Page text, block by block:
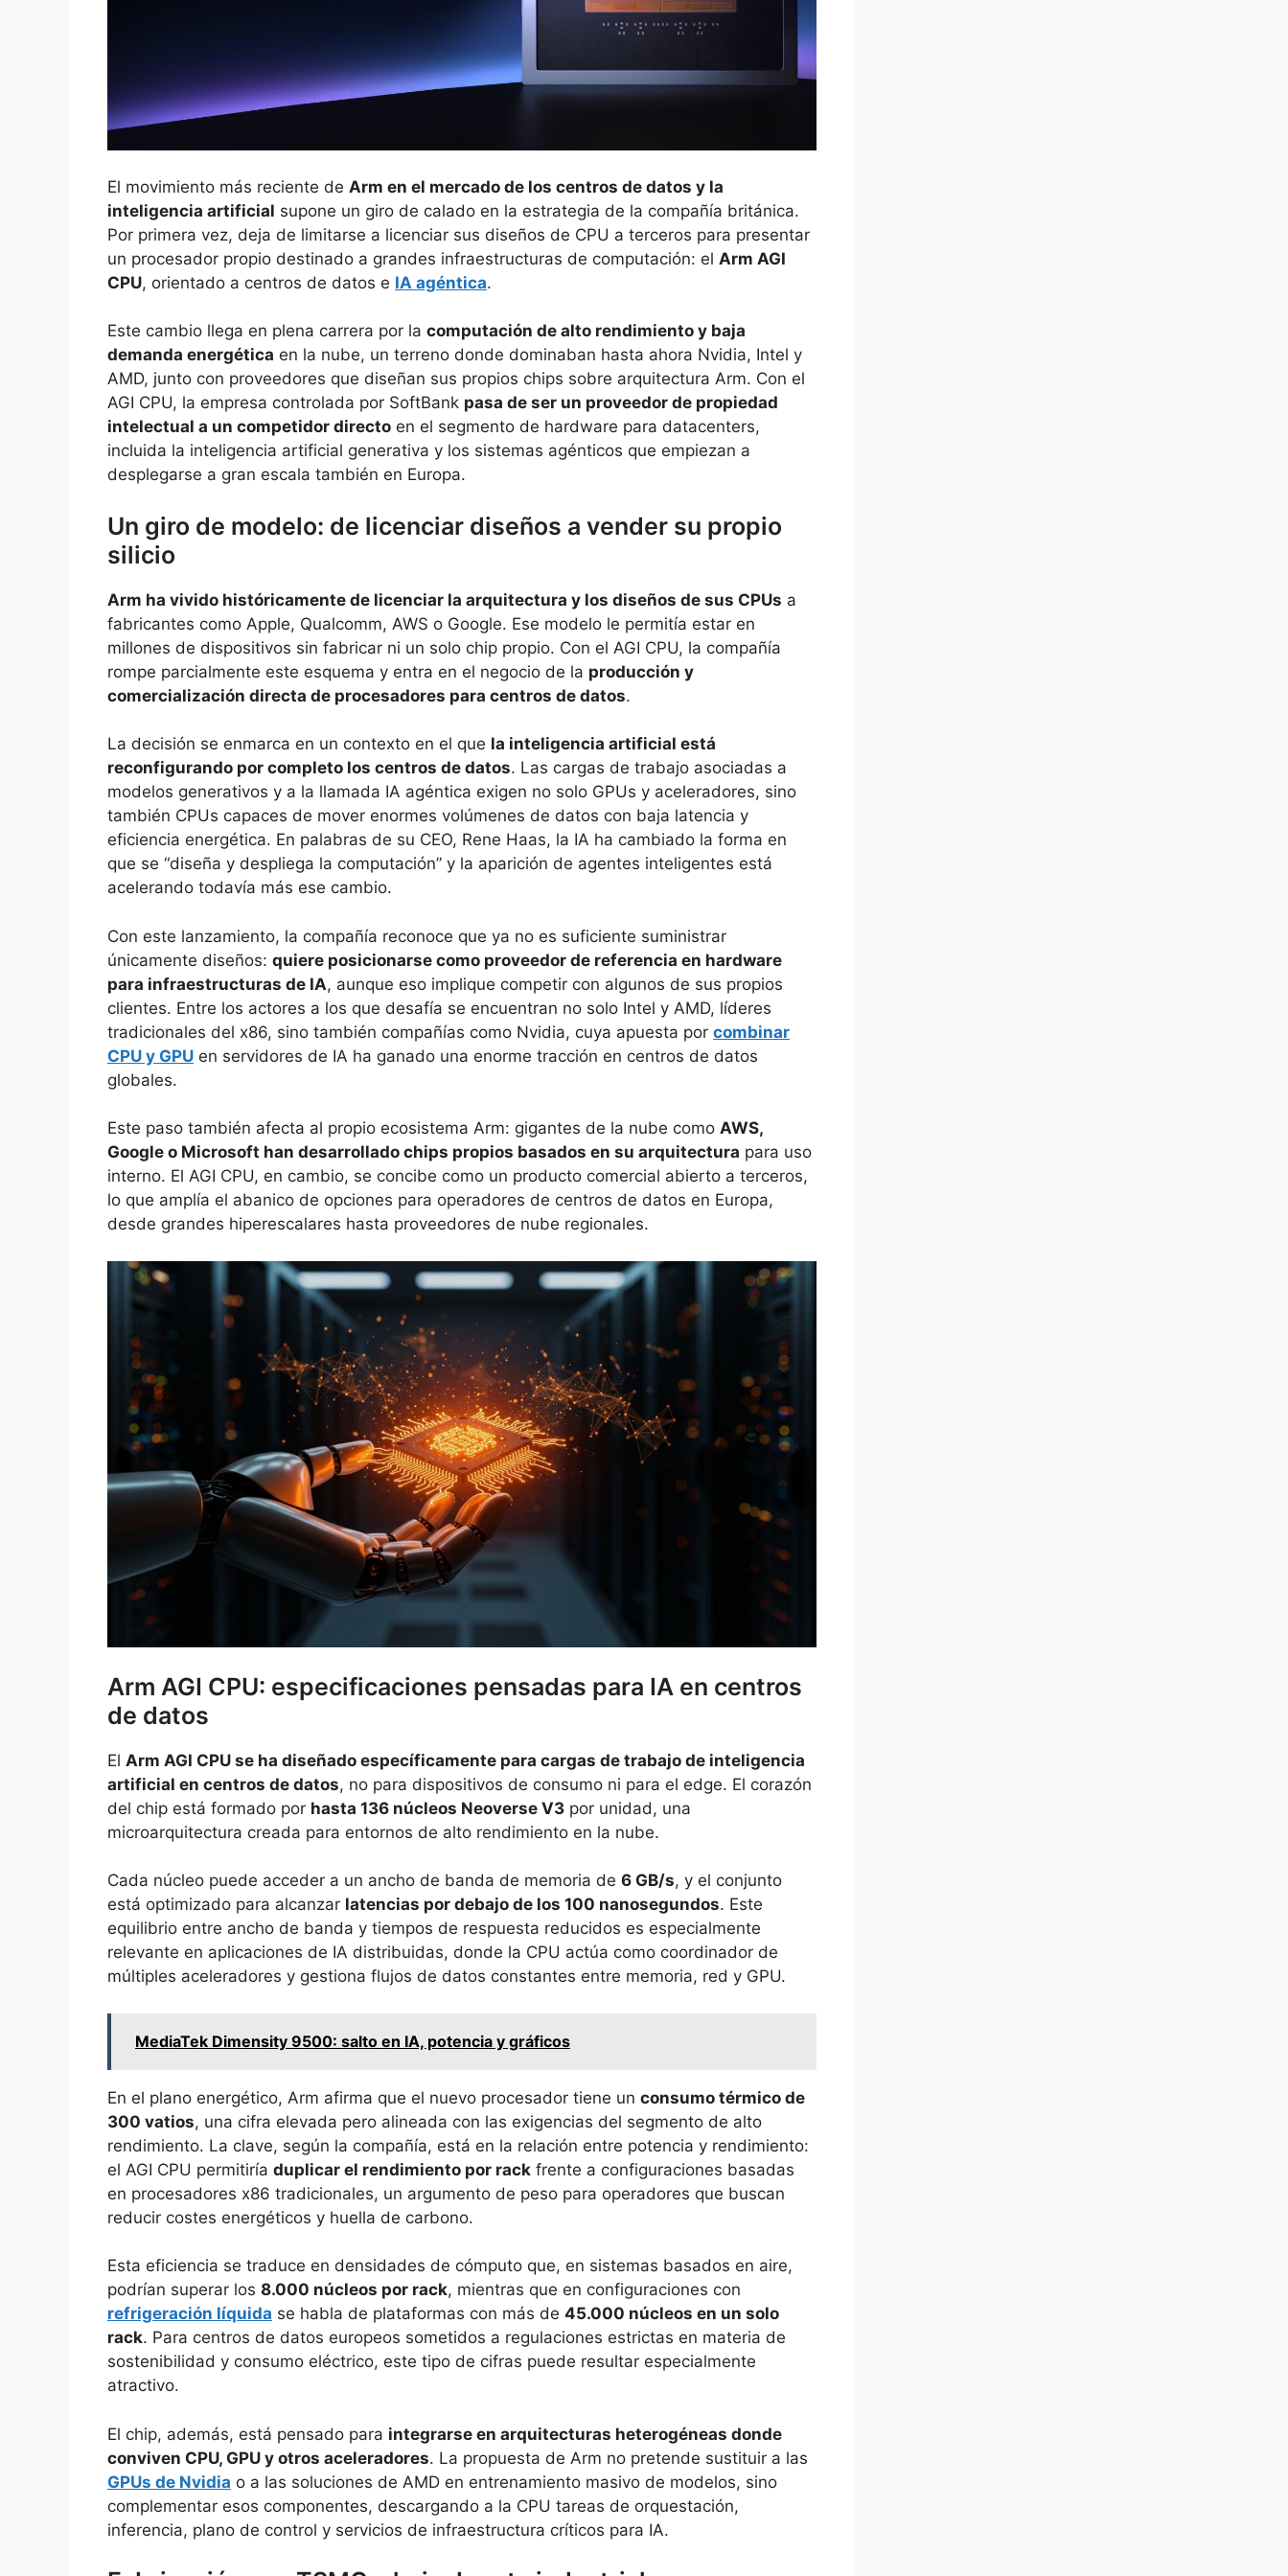
El movimiento más reciente de Arm en el mercado de los centros de datos y la
inteligencia artificial supone un giro de calado en la estrategia de la compañía británica.
Por primera vez, deja de limitarse a licenciar sus diseños de CPU a terceros para presentar
un procesador propio destinado a grandes infraestructuras de computación: el Arm AGI
CPU, orientado a centros de datos e IA agéntica.
Este cambio llega en plena carrera por la computación de alto rendimiento y baja
demanda energética en la nube, un terreno donde dominaban hasta ahora Nvidia, Intel y
AMD, junto con proveedores que diseñan sus propios chips sobre arquitectura Arm. Con el
AGI CPU, la empresa controlada por SoftBank pasa de ser un proveedor de propiedad
intelectual a un competidor directo en el segmento de hardware para datacenters,
incluida la inteligencia artificial generativa y los sistemas agénticos que empiezan a
desplegarse a gran escala también en Europa.
Un giro de modelo: de licenciar diseños a vender su propio
silicio
Arm ha vivido históricamente de licenciar la arquitectura y los diseños de sus CPUs a
fabricantes como Apple, Qualcomm, AWS o Google. Ese modelo le permitía estar en
millones de dispositivos sin fabricar ni un solo chip propio. Con el AGI CPU, la compañía
rompe parcialmente este esquema y entra en el negocio de la producción y
comercialización directa de procesadores para centros de datos.
La decisión se enmarca en un contexto en el que la inteligencia artificial está
reconfigurando por completo los centros de datos. Las cargas de trabajo asociadas a
modelos generativos y a la llamada IA agéntica exigen no solo GPUs y aceleradores, sino
también CPUs capaces de mover enormes volúmenes de datos con baja latencia y
eficiencia energética. En palabras de su CEO, Rene Haas, la IA ha cambiado la forma en
que se “diseña y despliega la computación” y la aparición de agentes inteligentes está
acelerando todavía más ese cambio.
Con este lanzamiento, la compañía reconoce que ya no es suficiente suministrar
únicamente diseños: quiere posicionarse como proveedor de referencia en hardware
para infraestructuras de IA, aunque eso implique competir con algunos de sus propios
clientes. Entre los actores a los que desafía se encuentran no solo Intel y AMD, líderes
tradicionales del x86, sino también compañías como Nvidia, cuya apuesta por combinar
CPU y GPU en servidores de IA ha ganado una enorme tracción en centros de datos
globales.
Este paso también afecta al propio ecosistema Arm: gigantes de la nube como AWS,
Google o Microsoft han desarrollado chips propios basados en su arquitectura para uso
interno. El AGI CPU, en cambio, se concibe como un producto comercial abierto a terceros,
lo que amplía el abanico de opciones para operadores de centros de datos en Europa,
desde grandes hiperescalares hasta proveedores de nube regionales.
Arm AGI CPU: especificaciones pensadas para IA en centros
de datos
El Arm AGI CPU se ha diseñado específicamente para cargas de trabajo de inteligencia
artificial en centros de datos, no para dispositivos de consumo ni para el edge. El corazón
del chip está formado por hasta 136 núcleos Neoverse V3 por unidad, una
microarquitectura creada para entornos de alto rendimiento en la nube.
Cada núcleo puede acceder a un ancho de banda de memoria de 6 GB/s, y el conjunto
está optimizado para alcanzar latencias por debajo de los 100 nanosegundos. Este
equilibrio entre ancho de banda y tiempos de respuesta reducidos es especialmente
relevante en aplicaciones de IA distribuidas, donde la CPU actúa como coordinador de
múltiples aceleradores y gestiona flujos de datos constantes entre memoria, red y GPU.
MediaTek Dimensity 9500: salto en IA, potencia y gráficos
En el plano energético, Arm afirma que el nuevo procesador tiene un consumo térmico de
300 vatios, una cifra elevada pero alineada con las exigencias del segmento de alto
rendimiento. La clave, según la compañía, está en la relación entre potencia y rendimiento:
el AGI CPU permitiría duplicar el rendimiento por rack frente a configuraciones basadas
en procesadores x86 tradicionales, un argumento de peso para operadores que buscan
reducir costes energéticos y huella de carbono.
Esta eficiencia se traduce en densidades de cómputo que, en sistemas basados en aire,
podrían superar los 8.000 núcleos por rack, mientras que en configuraciones con
refrigeración líquida se habla de plataformas con más de 45.000 núcleos en un solo
rack. Para centros de datos europeos sometidos a regulaciones estrictas en materia de
sostenibilidad y consumo eléctrico, este tipo de cifras puede resultar especialmente
atractivo.
El chip, además, está pensado para integrarse en arquitecturas heterogéneas donde
conviven CPU, GPU y otros aceleradores. La propuesta de Arm no pretende sustituir a las
GPUs de Nvidia o a las soluciones de AMD en entrenamiento masivo de modelos, sino
complementar esos componentes, descargando a la CPU tareas de orquestación,
inferencia, plano de control y servicios de infraestructura críticos para IA.